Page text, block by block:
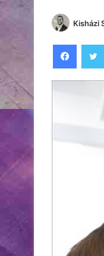
Kisházi